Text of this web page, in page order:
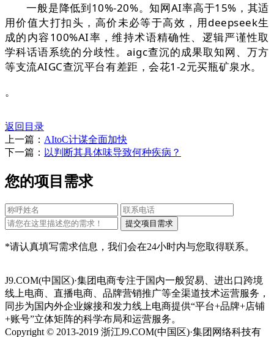
一般是降低到10%-20%。知网AI率高于15%，其适
用价值大打扣头，高价未必等于高效，用deepseek生
成的内容100%AI率，维持术语精确性、逻辑严谨性取
学科话语系统的分歧性。aigc查沉的成果取知网、万方
等支流AIGC查沉平台有差距，会花1-2元买瓶矿泉水。
。
返回目录
上一篇： AItoC计谋全面加快
下一篇： 以判断其具体味导致何种疾病？
您的项目需求
*请认真填写需求信息，我们会在24小时内与您取得联系。
J9.COM(中国区)·集团电商专注于国内一般贸易、进出口跨境
线上电商、直播电商、品牌营销推广等全渠道技术运营服务，
同步为国内外企业嫁接和发力线上电商提供“平台+品牌+店铺
+账号”立体矩阵的科学布局和运营服务。
Copyright © 2013-2019 浙江J9.COM(中国区)·集团网络科技有